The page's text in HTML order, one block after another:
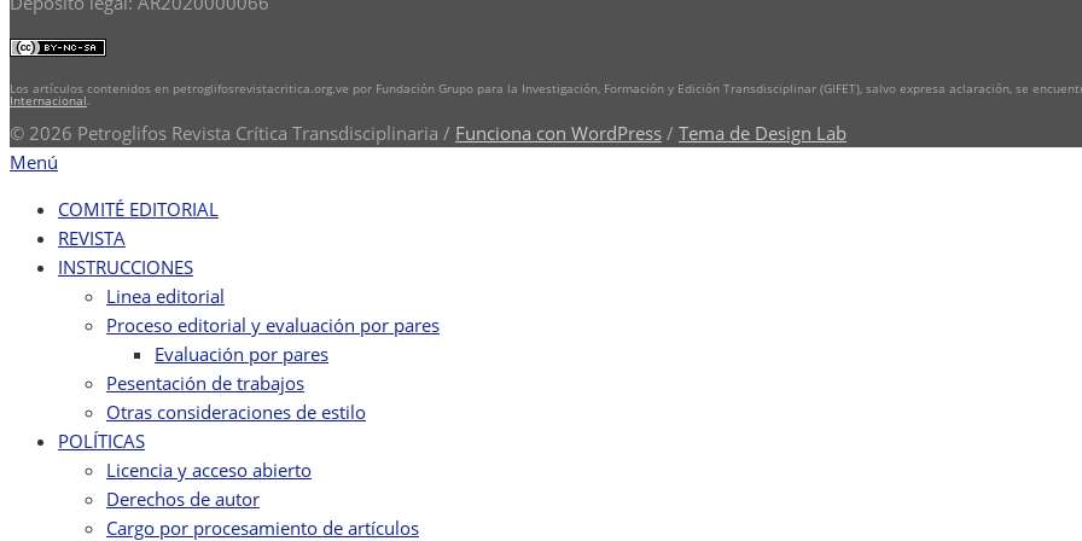
Los artículos contenidos en petroglifosrevistacritica.org.ve por Fundación Grupo para la Investigación, Formación y Edición Transdisciplinar (GIFET), salvo expresa aclaración, se
Internacional.
© 2026 Petroglifos Revista Crítica Transdisciplinaria / Funciona con WordPress / Tema de Design Lab
Menú
COMITÉ EDITORIAL
REVISTA
INSTRUCCIONES
Linea editorial
Proceso editorial y evaluación por pares
Evaluación por pares
Pesentación de trabajos
Otras consideraciones de estilo
POLÍTICAS
Licencia y acceso abierto
Derechos de autor
Cargo por procesamiento de artículos